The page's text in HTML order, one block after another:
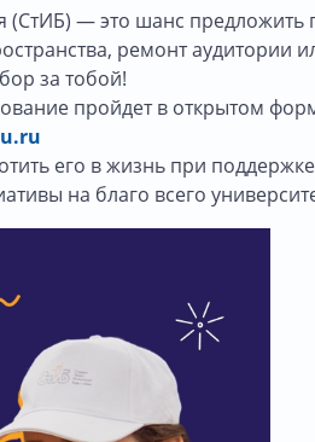
— это шанс предложить
ремонт аудитории
за тобой!
пройдет в открытом
его в жизнь при
на благо всего